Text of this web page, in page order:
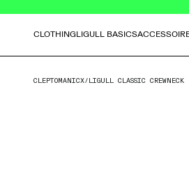
CLOTHINGLIGULL BASICS
CLEPTOMANICX/ LIGULL CLASSIC CREWNECK